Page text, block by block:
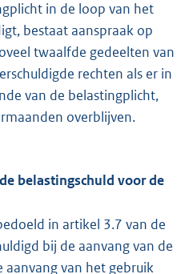
in de loop van het
bestaat aanspraak op
twaalfde gedeelten van
rechten als er in
van de belastingplicht,
overblijven.
belastingschuld voor de
in artikel 3.7 van de
bij de aanvang van de
van het gebruik